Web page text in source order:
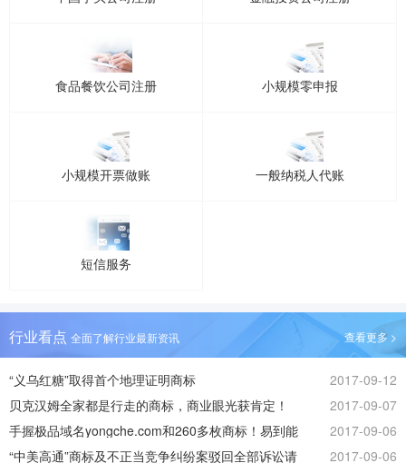
食品餐饮公司注册 小规模零申报
小规模开票做账 一般纳税人代账
短信服务
行业看点 全面了解行业最新资讯 查看更多 >
“义乌红糖”取得首个地理证明商标
2017-09-12
贝克汉姆全家都是行走的商标，商业眼光获肯定！
2017-09-07
手握极品域名yongche.com和260多枚商标！易到能
否起死回生？
2017-09-06
“中美高通”商标及不正当竞争纠纷案驳回全部诉讼请
2017-09-06